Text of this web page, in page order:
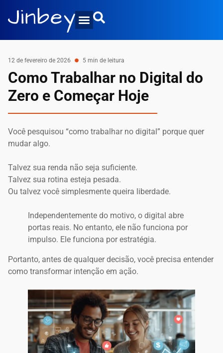
12 de fevereiro de 2026 5 min de leitura
Como Trabalhar no Digital do
Zero e Começar Hoje
Você pesquisou “como trabalhar no digital” porque quer
mudar algo.
Talvez sua renda não seja suficiente.
Talvez sua rotina esteja pesada.
Ou talvez você simplesmente queira liberdade.
Independentemente do motivo, o digital abre
portas reais. No entanto, ele não funciona por
impulso. Ele funciona por estratégia.
Portanto, antes de qualquer decisão, você precisa entender
como transformar intenção em ação.